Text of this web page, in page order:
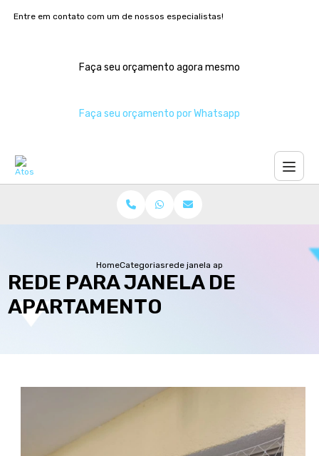
Entre em contato com um de nossos especialistas!
Faça seu orçamento agora mesmo
Faça seu orçamento por Whatsapp
HomeCategoriasrede janela apartamento
REDE PARA JANELA DE
APARTAMENTO